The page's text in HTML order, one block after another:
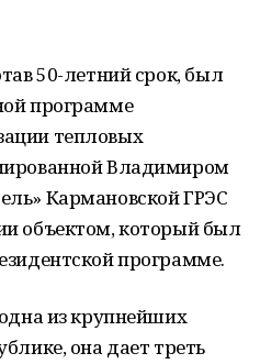
50-летний срок, был
программе
тепловых
Владимиром
Кармановской ГРЭС
объектом, который был
программе.
из крупнейших
она дает треть